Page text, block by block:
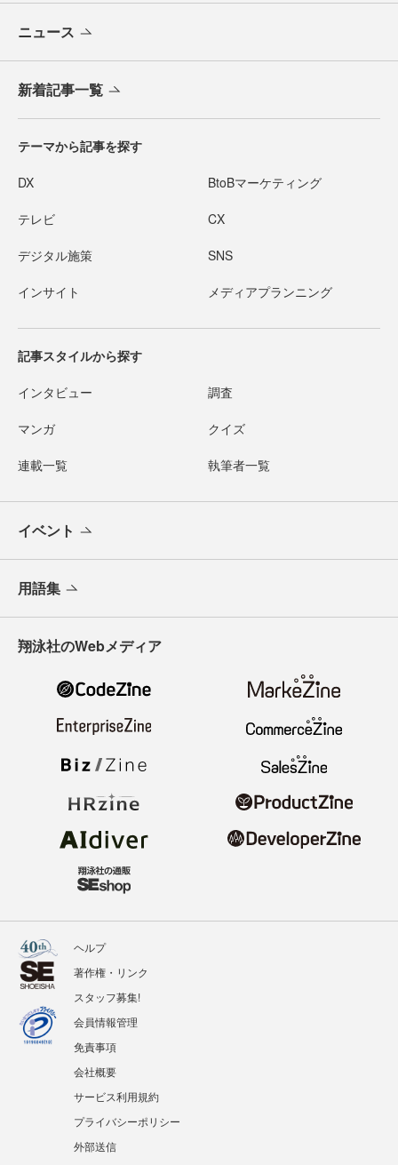
ニュース
新着記事一覧
テーマから記事を探す
DX BtoBマーケティング
テレビ CX
デジタル施策 SNS
インサイト メディアプランニング
記事スタイルから探す
インタビュー 調査
マンガ クイズ
連載一覧 執筆者一覧
イベント
用語集
翔泳社のWebメディア
ヘルプ
著作権・リンク
スタッフ募集!
会員情報管理
免責事項
会社概要
サービス利用規約
プライバシーポリシー
外部送信